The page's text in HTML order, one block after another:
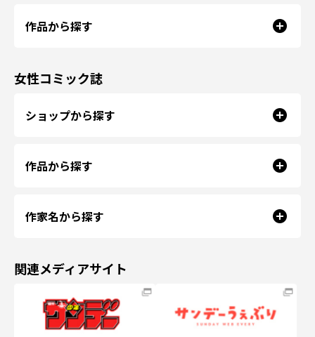
作品から探す
女性コミック誌
ショップから探す
作品から探す
作家名から探す
関連メディアサイト